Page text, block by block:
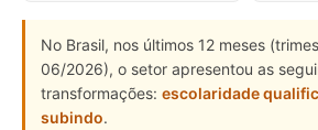
No Brasil, nos últimos 12 meses
06/2026), o setor apresentou as
transformações: escolaridade
subindo.